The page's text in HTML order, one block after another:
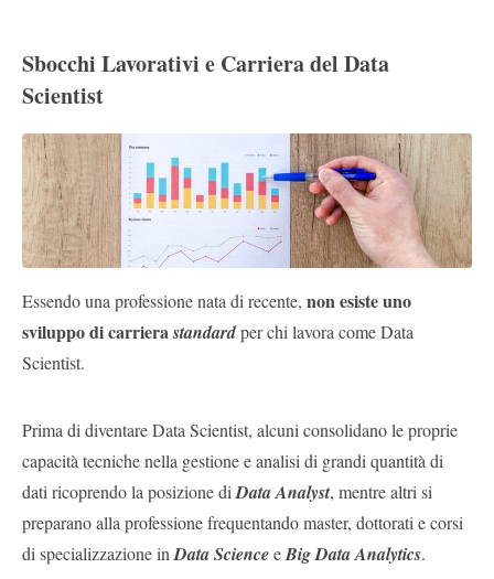
Sbocchi Lavorativi e Carriera del Data
Scientist
Essendo una professione nata di recente, non esiste uno
sviluppo di carrierastandardper chi lavora come Data
Scientist.
Prima di diventare Data Scientist, alcuni consolidano le proprie
capacità tecniche nella gestione e analisi di grandi quantità di
dati ricoprendo la posizione di Data Analyst, mentre altri si
preparano alla professione frequentando master, dottorati e corsi
di specializzazione in Data ScienceeBig Data Analytics.